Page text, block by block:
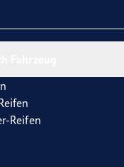
Reifen